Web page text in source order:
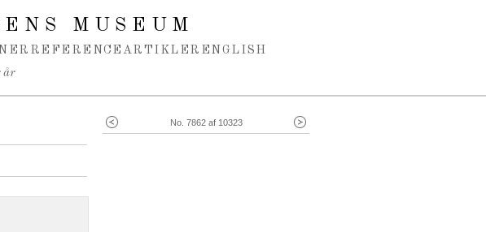
MUSEUM
REFERENCEARTIKLER ENGLISH
år
No. 7862 af 10323